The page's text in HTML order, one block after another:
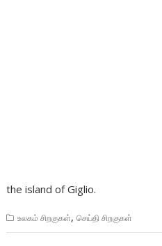
the island of Giglio.
உலகம் சிறகுகள்,செய்தி சிறகுகள்